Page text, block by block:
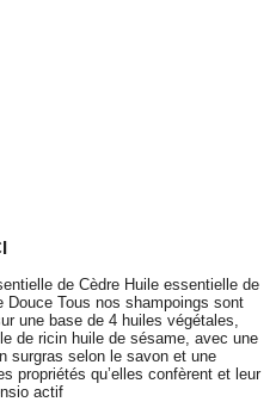
de Cèdre Huile essentielle de
Douce Tous nos shampoings sont
une base de 4 huiles végétales,
de ricin huile de sésame, avec une
surgras selon le savon et une
propriétés qu’elles confèrent et leur
actif